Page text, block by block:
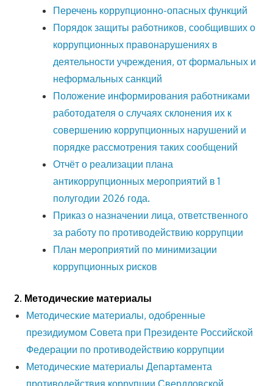
Перечень коррупционно-опасных функций
Порядок защиты работников, сообщивших о
коррупционных правонарушениях в
деятельности учреждения, от формальных и
неформальных санкций
Положение информирования работниками
работодателя о случаях склонения их к
совершению коррупционных нарушений и
порядке рассмотрения таких сообщений
Отчёт о реализации плана
антикоррупционных мероприятий в 1
полугодии 2026 года.
Приказ о назначении лица, ответственного
за работу по противодействию коррупции
План мероприятий по минимизации
коррупционных рисков
2. Методические материалы
Методические материалы, одобренные
президиумом Совета при Президенте Российской
Федерации по противодействию коррупции
Методические материалы Департамента
противодействия коррупции Свердловской